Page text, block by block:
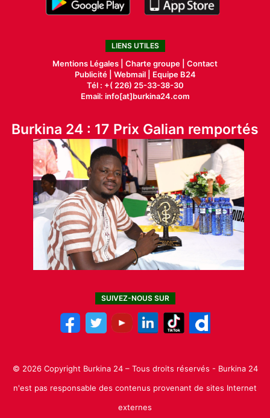
LIENS UTILES
Mentions Légales | Charte groupe | Contact
Publicité| Webmail |
Equipe B24
Tél : +( 226) 25-33-38-30
Email: info[at]burkina24.com
Burkina 24 : 17 Prix Galian remportés
SUIVEZ-NOUS SUR
© 2026 Copyright Burkina 24 – Tous droits réservés - Burkina 24
n'est pas responsable des contenus provenant de sites Internet
externes